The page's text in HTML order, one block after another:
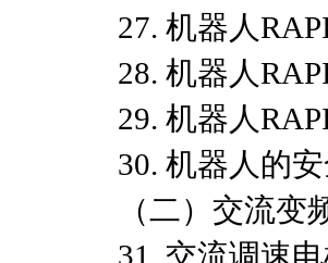
27. 机器人
28. 机器人
29. 机器人
30. 机器人的
（二）交流变
31. 交流调速